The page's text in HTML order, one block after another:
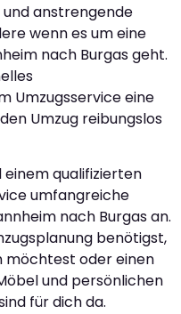
und anstrengende
wenn es um eine
nach Burgas geht.
Umzugsservice eine
Umzug reibungslos
einem qualifizierten
umfangreiche
nach Burgas an.
benötigst,
möchtest oder einen
und persönlichen
für dich da.